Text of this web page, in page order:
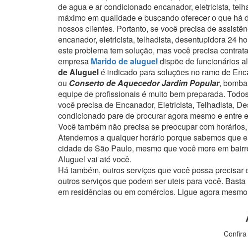
de agua e ar condicionado encanador, eletricista,
máximo em qualidade e buscando oferecer o que
nossos clientes. Portanto, se você precisa de
encanador, eletricista, telhadista, desentupidora 24
este problema tem solução, mas você precisa
empresa Marido de alugueldispõe de funcionários
de Aluguelé indicado para soluções no ramo de
ou Conserto de Aquecedor Jardim Popular,
equipe de profissionais é muito bem preparada.
você precisa de Encanador, Eletricista, Telhadista,
condicionado pare de procurar agora mesmo e entre
Você também não precisa se preocupar com
Atendemos a qualquer horário porque sabemos que
cidade de São Paulo, mesmo que você more em
Aluguel vai até você.
Há também, outros serviços que você possa precisar
outros serviços que podem ser uteis para você.
em residências ou em comércios. Ligue agora